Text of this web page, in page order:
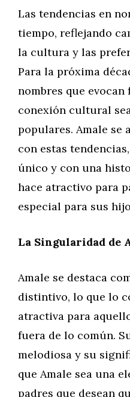
Las tendencias en
tiempo, reflejando
la cultura y las
Para la próxima
nombres que
conexión cultural
populares. Amale se
con estas
único y con una
hace atractivo para
especial para sus
La Singularidad de
Amale se destaca
distintivo, lo que lo
atractiva para
fuera de lo común.
melodiosa y su
que Amale sea una
padres que desean